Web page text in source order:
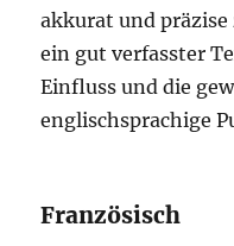
akkurat und
ein gut verfasster
Einfluss und die
englischsprachige
Französisch